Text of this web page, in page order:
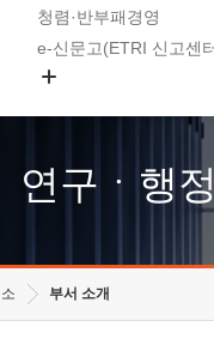
청렴·반부패경영
e-신문고(ETRI 신고센
고객의소리
수의계약 현황
연구ㆍ행
부서 소개